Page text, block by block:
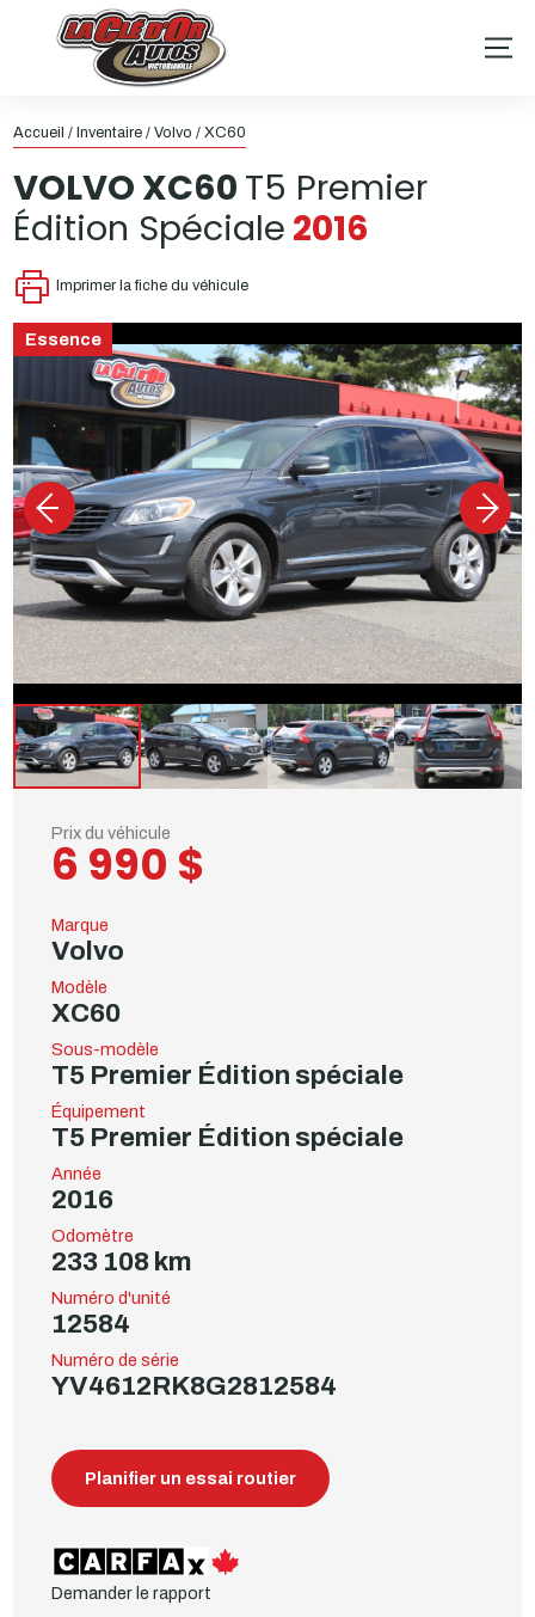
Accueil / Inventaire / Volvo / XC60
VOLVO XC60 T5 Premier
Édition Spéciale 2016
Imprimer la fiche du véhicule
Essence
Prix du véhicule
6 990 $
Marque
Volvo
Modèle
XC60
Sous-modèle
T5 Premier Édition spéciale
Équipement
T5 Premier Édition spéciale
Année
2016
Odomètre
233 108 km
Numéro d'unité
12584
Numéro de série
YV4612RK8G2812584
Planifier un essai routier
Demander le rapport